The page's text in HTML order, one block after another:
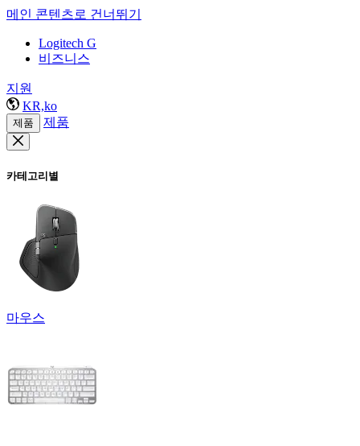
메인 콘텐츠로 건너뛰기
Logitech G
비즈니스
지원
KR,ko
제품 제품
카테고리별
마우스